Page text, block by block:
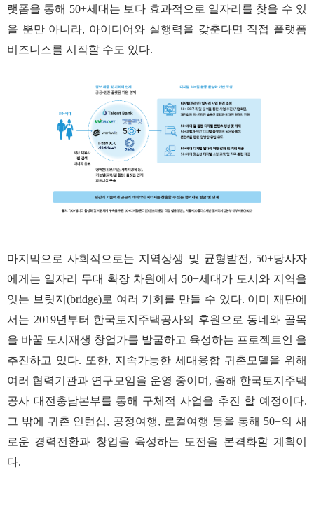
랫폼을 통해 50+세대는 보다 효과적으로 일자리를 찾을 수 있
을 뿐만 아니라, 아이디어와 실행력을 갖춘다면 직접 플랫폼
비즈니스를 시작할 수도 있다.
마지막으로 사회적으로는 지역상생 및 균형발전, 50+당사자
에게는 일자리 무대 확장 차원에서 50+세대가 도시와 지역을
잇는 브릿지(bridge)로 여러 기회를 만들 수 있다. 이미 재단에
서는 2019년부터 한국토지주택공사의 후원으로 동네와 골목
을 바꿀 도시재생 창업가를 발굴하고 육성하는 프로젝트인 을
추진하고 있다. 또한, 지속가능한 세대융합 귀촌모델을 위해
여러 협력기관과 연구모임을 운영 중이며, 올해 한국토지주택
공사 대전충남본부를 통해 구체적 사업을 추진 할 예정이다.
그 밖에 귀촌 인턴십, 공정여행, 로컬여행 등을 통해 50+의 새
로운 경력전환과 창업을 육성하는 도전을 본격화할 계획이
다.